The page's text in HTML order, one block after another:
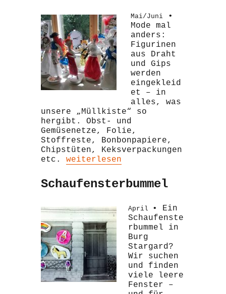
Mai/Juni•
Mode mal
anders:
Figurinen
aus Draht
und Gips
werden
eingekleid
et – in
alles, was
unsere „Müllkiste“ so
hergibt. Obst- und
Gemüsenetze, Folie,
Stoffreste, Bonbonpapiere,
Chipstüten, Keksverpackungen
etc. „Recyclingmode“
weiterlesen
Schaufensterbummel
April
• Ein
Schaufenste
rbummel in
Burg
Stargard?
Wir suchen
und finden
viele leere
Fenster –